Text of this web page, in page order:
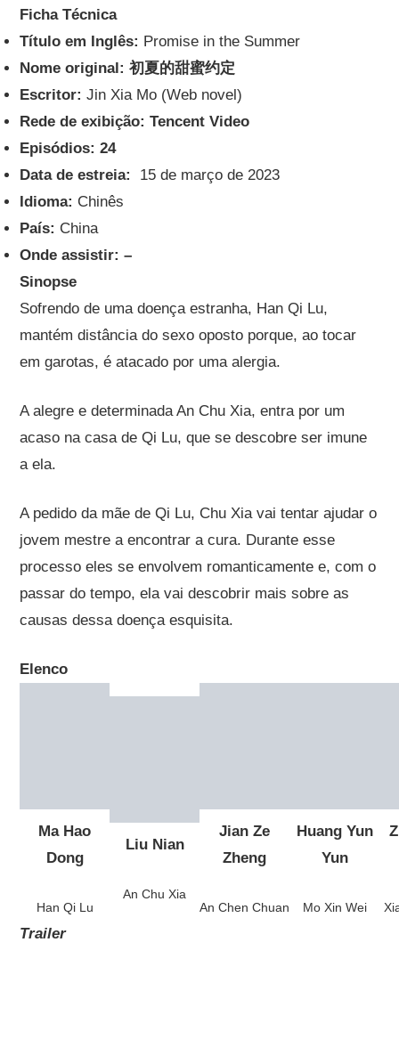
Ficha Técnica
Título em Inglês: Promise in the Summer
Nome original: 初夏的甜蜜约定
Escritor: Jin Xia Mo (Web novel)
Rede de exibição: Tencent Video
Episódios: 24
Data de estreia:
15 de março de 2023
Idioma: Chinês
País: China
Onde assistir: –
Sinopse
Sofrendo de uma doença estranha, Han Qi Lu,
mantém distância do sexo oposto porque, ao tocar
em garotas, é atacado por uma alergia.
A alegre e determinada An Chu Xia, entra por um
acaso na casa de Qi Lu, que se descobre ser imune
a ela.
A pedido da mãe de Qi Lu, Chu Xia vai tentar ajudar o
jovem mestre a encontrar a cura. Durante esse
processo eles se envolvem romanticamente e, com o
passar do tempo, ela vai descobrir mais sobre as
causas dessa doença esquisita.
Elenco
Ma Hao
Dong
Han Qi Lu
Liu Nian
An Chu Xia
Jian Ze
Zheng
An Chen Chuan
Huang Yun
Yun
Mo Xin Wei
Trailer